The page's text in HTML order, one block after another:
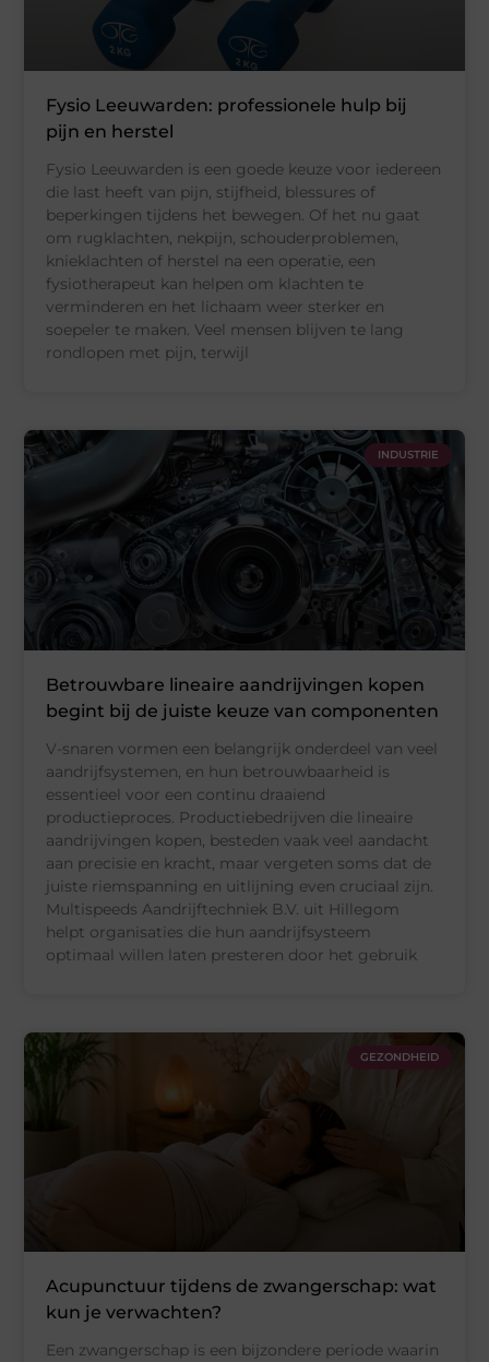
Fysio Leeuwarden: professionele hulp bij
pijn en herstel
Fysio Leeuwarden is een goede keuze voor iedereen
die last heeft van pijn, stijfheid, blessures of
beperkingen tijdens het bewegen. Of het nu gaat
om rugklachten, nekpijn, schouderproblemen,
knieklachten of herstel na een operatie, een
fysiotherapeut kan helpen om klachten te
verminderen en het lichaam weer sterker en
soepeler te maken. Veel mensen blijven te lang
rondlopen met pijn, terwijl
INDUSTRIE
Betrouwbare lineaire aandrijvingen kopen
begint bij de juiste keuze van componenten
V-snaren vormen een belangrijk onderdeel van veel
aandrijfsystemen, en hun betrouwbaarheid is
essentieel voor een continu draaiend
productieproces. Productiebedrijven die lineaire
aandrijvingen kopen, besteden vaak veel aandacht
aan precisie en kracht, maar vergeten soms dat de
juiste riemspanning en uitlijning even cruciaal zijn.
Multispeeds Aandrijftechniek B.V. uit Hillegom
helpt organisaties die hun aandrijfsysteem
optimaal willen laten presteren door het gebruik
GEZONDHEID
Acupunctuur tijdens de zwangerschap: wat
kun je verwachten?
Een zwangerschap is een bijzondere periode waarin